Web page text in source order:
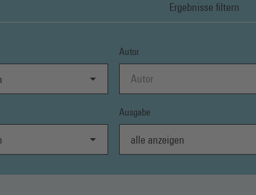
Ergebnisse filtern
Autor
Ausgabe
alle anzeigen